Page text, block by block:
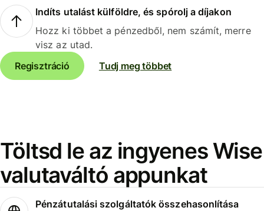
Indíts utalást külföldre, és spórolj a díjakon
Hozz ki többet a pénzedből, nem számít, merre
visz az utad.
Regisztráció
Tudj meg többet
Töltsd le az ingyenes Wise
valutaváltó appunkat
Pénzátutalási szolgáltatók összehasonlítása